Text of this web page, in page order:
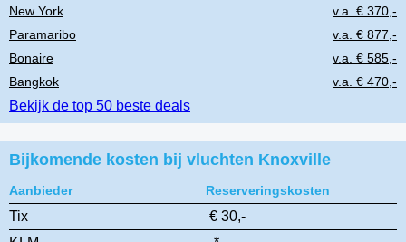
New York
v.a. € 370,-
Paramaribo
v.a. € 877,-
Bonaire
v.a. € 585,-
Bangkok
v.a. € 470,-
Bekijk de top 50 beste deals
Bijkomende kosten bij vluchten Knoxville
Aanbieder Reserveringskosten
Tix
€ 30,-